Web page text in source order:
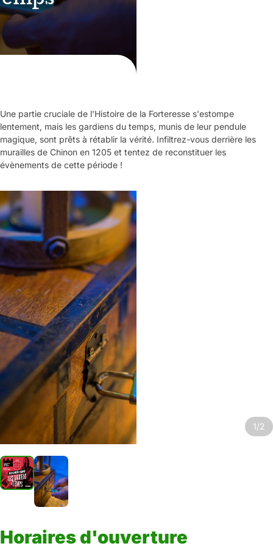
Une partie cruciale de l'Histoire de la Forteresse s'estompe
lentement, mais les gardiens du temps, munis de leur pendule
magique, sont prêts à rétablir la vérité. Infiltrez-vous derrière les
murailles de Chinon en 1205 et tentez de reconstituer les
évènements de cette période !
1/2
Horaires d'ouverture